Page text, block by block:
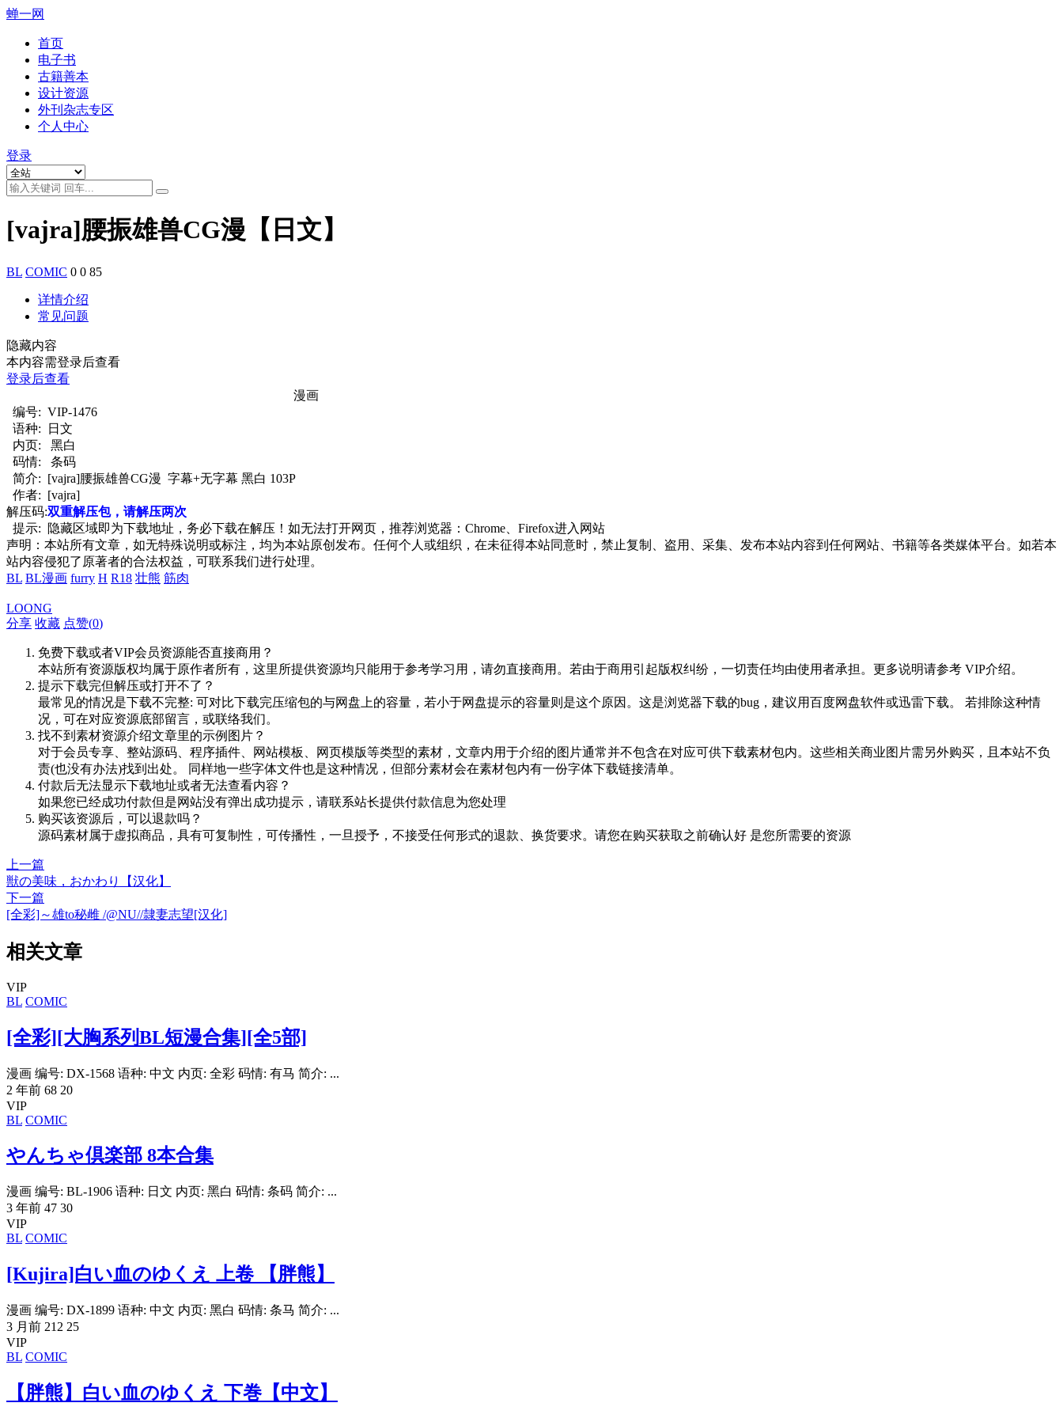
蝉一网
首页
电子书
古籍善本
设计资源
外刊杂志专区
个人中心
登录
[vajra]腰振雄兽CG漫【日文】
BL COMIC 0 0 85
详情介绍
常见问题
隐藏内容
本内容需登录后查看
登录后查看
漫画
编号: VIP-1476
语种:
日文
内页:
黑白
码情:
条码
简介: [vajra]腰振雄兽CG漫 字幕+无字幕 黑白 103P
作者: [vajra]
解压码:双重解压包，请解压两次
提示:
隐藏区域即为下载地址，务必下载在解压！如无法打开网页，推荐浏览器：Chrome、Firefox进入网站
声明：本站所有文章，如无特殊说明或标注，均为本站原创发布。任何个人或组织，在未征得本站同意时，禁止复制、盗用、采集、发布本站内容到任何网站、书籍等各类媒体平台。如若本
站内容侵犯了原著者的合法权益，可联系我们进行处理。
BL BL漫画 furry H R18 壮熊 筋肉
LOONG
分享 收藏 点赞(0)
免费下载或者VIP会员资源能否直接商用？
本站所有资源版权均属于原作者所有，这里所提供资源均只能用于参考学习用，请勿直接商用。若由于商用引起版权纠纷，一切责任均由使用者承担。更多说明请参考 VIP介绍。
提示下载完但解压或打开不了？
最常见的情况是下载不完整: 可对比下载完压缩包的与网盘上的容量，若小于网盘提示的容量则是这个原因。这是浏览器下载的bug，建议用百度网盘软件或迅雷下载。 若排除这种情
况，可在对应资源底部留言，或联络我们。
找不到素材资源介绍文章里的示例图片？
对于会员专享、整站源码、程序插件、网站模板、网页模版等类型的素材，文章内用于介绍的图片通常并不包含在对应可供下载素材包内。这些相关商业图片需另外购买，且本站不负
责(也没有办法)找到出处。 同样地一些字体文件也是这种情况，但部分素材会在素材包内有一份字体下载链接清单。
付款后无法显示下载地址或者无法查看内容？
如果您已经成功付款但是网站没有弹出成功提示，请联系站长提供付款信息为您处理
购买该资源后，可以退款吗？
源码素材属于虚拟商品，具有可复制性，可传播性，一旦授予，不接受任何形式的退款、换货要求。请您在购买获取之前确认好 是您所需要的资源
上一篇
獣の美味，おかわり【汉化】
下一篇
[全彩]～雄to秘雌 /@NU//隷妻志望[汉化]
相关文章
VIP
BL COMIC
[全彩][大胸系列BL短漫合集][全5部]
漫画 编号: DX-1568 语种: 中文 内页: 全彩 码情: 有马 简介: ...
2 年前 68 20
VIP
BL COMIC
やんちゃ倶楽部 8本合集
漫画 编号: BL-1906 语种: 日文 内页: 黑白 码情: 条码 简介: ...
3 年前 47 30
VIP
BL COMIC
[Kujira]白い血のゆくえ 上卷 【胖熊】
漫画 编号: DX-1899 语种: 中文 内页: 黑白 码情: 条马 简介: ...
3 月前 212 25
VIP
BL COMIC
【胖熊】白い血のゆくえ 下巻【中文】